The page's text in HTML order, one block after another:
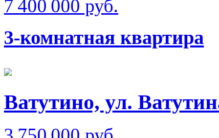
7 400 000 руб.
3-комнатная квартира
Ватутино, ул.